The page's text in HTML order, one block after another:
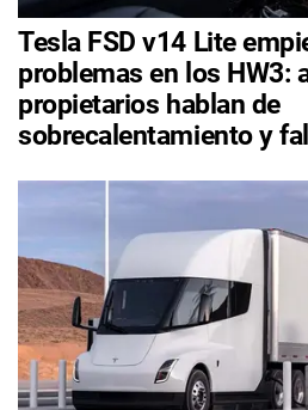
Tesla FSD v14 Lite
problemas en los HW3:
propietarios hablan de
sobrecalentamiento y